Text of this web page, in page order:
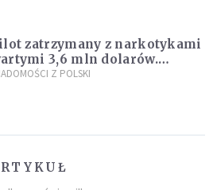
zatrzymany z narkotykami
3,6 mln dolarów.
podejrzewają, że latał
Z POLSKI